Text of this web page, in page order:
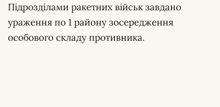
Підрозділами ракетних військ завдано
ураження по 1 району зосередження
особового складу противника.